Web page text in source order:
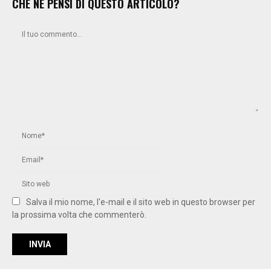
CHE NE PENSI DI QUESTO ARTICOLO?
Salva il mio nome, l'e-mail e il sito web in questo browser per
la prossima volta che commenterò.